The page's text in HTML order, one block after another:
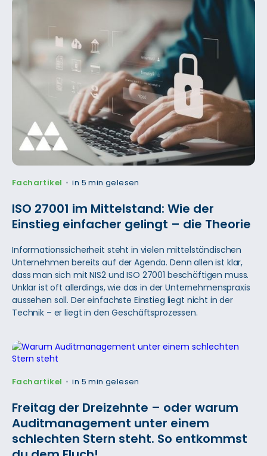
Fachartikel •in 5 min gelesen
ISO 27001 im Mittelstand: Wie der
Einstieg einfacher gelingt – die Theorie
Informationssicherheit steht in vielen mittelständischen
Unternehmen bereits auf der Agenda. Denn allen ist klar,
dass man sich mit NIS2 und ISO 27001 beschäftigen muss.
Unklar ist oft allerdings, wie das in der Unternehmenspraxis
aussehen soll. Der einfachste Einstieg liegt nicht in der
Technik – er liegt in den Geschäftsprozessen.
Fachartikel •in 5 min gelesen
Freitag der Dreizehnte – oder warum
Auditmanagement unter einem
schlechten Stern steht. So entkommst